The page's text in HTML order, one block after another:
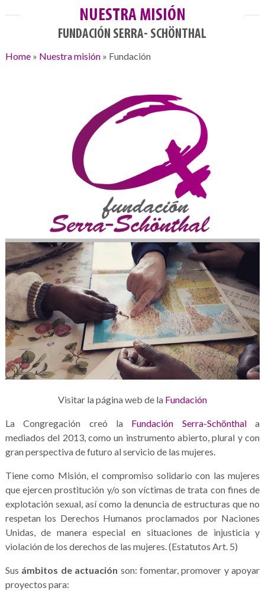
NUESTRA MISIÓN
FUNDACIÓN SERRA- SCHÖNTHAL
Home» Nuestra misión» Fundación
Visitar la página web de la Fundación
La Congregación creó la Fundación Serra-Schönthala
mediados del 2013, como un instrumento abierto, plural y con
gran perspectiva de futuro al servicio de las mujeres.
Tiene como Misión, el compromiso solidario con las mujeres
que ejercen prostitución y/o son víctimas de trata con fines de
explotación sexual, así como la denuncia de estructuras que no
respetan los Derechos Humanos proclamados por Naciones
Unidas, de manera especial en situaciones de injusticia y
violación de los derechos de las mujeres. (Estatutos Art. 5)
Sus ámbitos de actuación son: fomentar, promover y apoyar
proyectos para: